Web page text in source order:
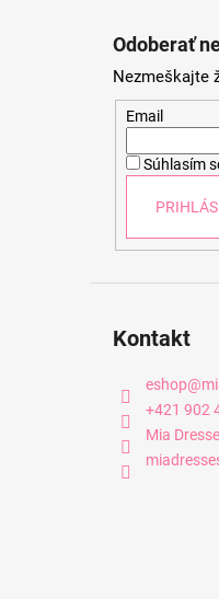
Odoberať
Nezmeškajte
Email
Súhlasím
Kontakt
eshop@
+421 902
Mia